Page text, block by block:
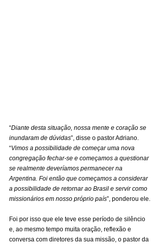
“Diante desta situação, nossa mente e coração se
inundaram de dúvidas”, disse o pastor Adriano.
“Vimos a possibilidade de começar uma nova
congregação fechar-se e começamos a questionar
se realmente deveríamos permanecer na
Argentina. Foi então que começamos a considerar
a possibilidade de retornar ao Brasil e servir como
missionários em nosso próprio país”, ponderou ele.
Foi por isso que ele teve esse período de silêncio
e, ao mesmo tempo muita oração, reflexão e
conversa com diretores da sua missão, o pastor da